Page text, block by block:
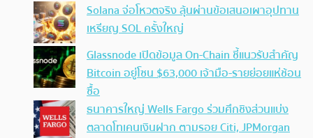
Solana จ่อโหวตจริง ลุ้นผ่านข้อเสนอเผาอุปทาน
เหรียญ SOL ครั้งใหญ่
Glassnode เปิดข้อมูล On-Chain ชี้แนวรับสำคัญ
Bitcoin อยู่โซน $63,000 เจ้ามือ-รายย่อยแห่ช้อน
ซื้อ
ธนาคารใหญ่ Wells Fargo ร่วมศึกชิงส่วนแบ่ง
ตลาดโทเคนเงินฝาก ตามรอย Citi, JPMorgan